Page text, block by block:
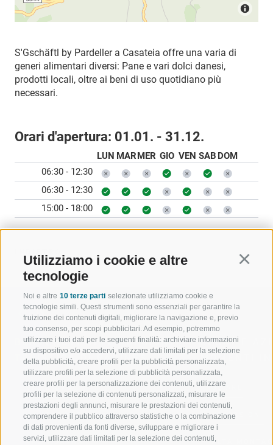
Utilizziamo i cookie e altre
tecnologie
Noi e altre 10 terze parti selezionate utilizziamo cookie e
tecnologie simili. Questi strumenti sono essenziali per garantire la
fruizione dei contenuti digitali, migliorare la navigazione e, previo
tuo consenso, per scopi pubblicitari. Ad esempio, potremmo
utilizzare i tuoi dati per le seguenti finalità: archiviare informazioni
su dispositivo e/o accedervi, utilizzare dati limitati per la selezione
della pubblicità, creare profili per la pubblicità personalizzata,
utilizzare profili per la selezione di pubblicità personalizzata,
creare profili per la personalizzazione dei contenuti, utilizzare
profili per la selezione di contenuti personalizzati, misurare le
prestazioni degli annunci, misurare le prestazioni dei contenuti,
comprendere il pubblico attraverso statistiche o la combinazione
di dati provenienti da fonti diverse, sviluppare e migliorare i
servizi, utilizzare dati limitati per la selezione dei contenuti,
S'Gschäftl by Pardeller a Casateia offre una varia di
generi alimentari diversi: Pane e vari dolci danesi,
prodotti locali, oltre ai beni di uso quotidiano più
necessari.
Orari d'apertura: 01.01. - 31.12.
LUN MARMER GIO VEN SAB DOM
06:30 - 12:30
06:30 - 12:30
15:00 - 18:00
BENVENUTI NELLA REGIONE
TURISTICA DI RACINES
VAL GIOVO
VAL RACINES
VAL RIDANNA
SPORT E
MOMENTI
SCIARE
ESCURSIONI
ALTA